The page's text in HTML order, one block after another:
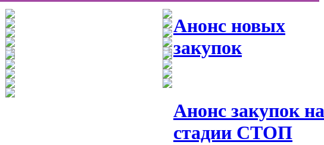
Анонс новых
закупок
Анонс закупок на
стадии СТОП